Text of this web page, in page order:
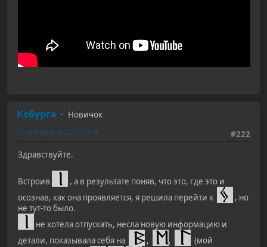
Кебурга
Новичок
#222
25 сентября 2022, 17:13:48
Здравствуйте.
Встроив
, а в результате поняв, что это, где это и
осознав, как она проявляется, я решила перейти к
, но
не тут-то было.
не хотела отпускать, несла новую информацию и
детали, показывала себя на
, , (мой